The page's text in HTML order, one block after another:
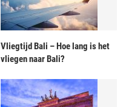
Vliegtijd Bali – Hoe lang is het
vliegen naar Bali?